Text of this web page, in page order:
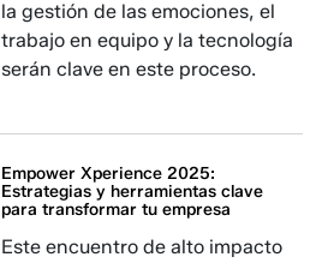
la gestión de las emociones, el
trabajo en equipo y la tecnología
serán clave en este proceso.
Empower Xperience 2025:
Estrategias y herramientas clave
para transformar tu empresa
Este encuentro de alto impacto